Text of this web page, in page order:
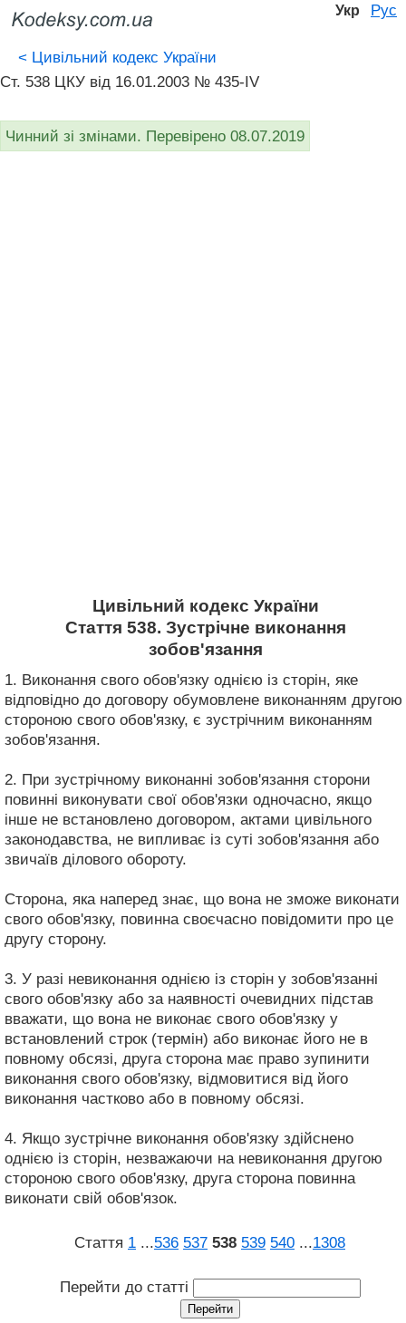
Укр Рус
< Цивільний кодекс України
Ст. 538 ЦКУ від 16.01.2003 № 435-IV
Чинний зі змінами. Перевірено 08.07.2019
Цивільний кодекс України
Стаття 538. Зустрічне виконання
зобов'язання
1. Виконання свого обов'язку однією із сторін, яке
відповідно до договору обумовлене виконанням другою
стороною свого обов'язку, є зустрічним виконанням
зобов'язання.
2. При зустрічному виконанні зобов'язання сторони
повинні виконувати свої обов'язки одночасно, якщо
інше не встановлено договором, актами цивільного
законодавства, не випливає із суті зобов'язання або
звичаїв ділового обороту.
Сторона, яка наперед знає, що вона не зможе виконати
свого обов'язку, повинна своєчасно повідомити про це
другу сторону.
3. У разі невиконання однією із сторін у зобов'язанні
свого обов'язку або за наявності очевидних підстав
вважати, що вона не виконає свого обов'язку у
встановлений строк (термін) або виконає його не в
повному обсязі, друга сторона має право зупинити
виконання свого обов'язку, відмовитися від його
виконання частково або в повному обсязі.
4. Якщо зустрічне виконання обов'язку здійснено
однією із сторін, незважаючи на невиконання другою
стороною свого обов'язку, друга сторона повинна
виконати свій обов'язок.
Стаття 1 ...536 537 538 539 540 ...1308
Перейти до статті